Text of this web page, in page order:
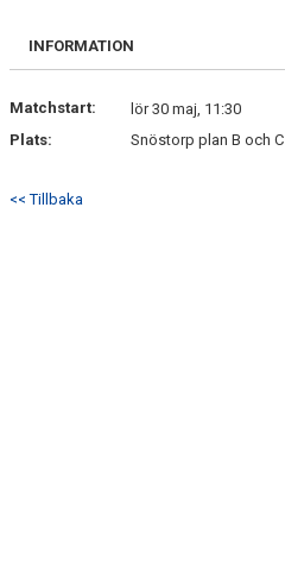
MATCHER
DOKUMENT
ANMÄLAN
INFORMATION
Matchstart:
lör 30 maj, 11:30
Plats:
Snöstorp plan B och C
<< Tillbaka